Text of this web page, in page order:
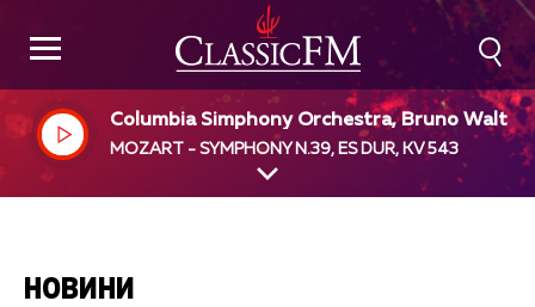
Columbia Simphony Orchestra, Bruno Walter,
ir
MOZART - SYMPHONY N.39, ES DUR, KV 543
НОВИНИ